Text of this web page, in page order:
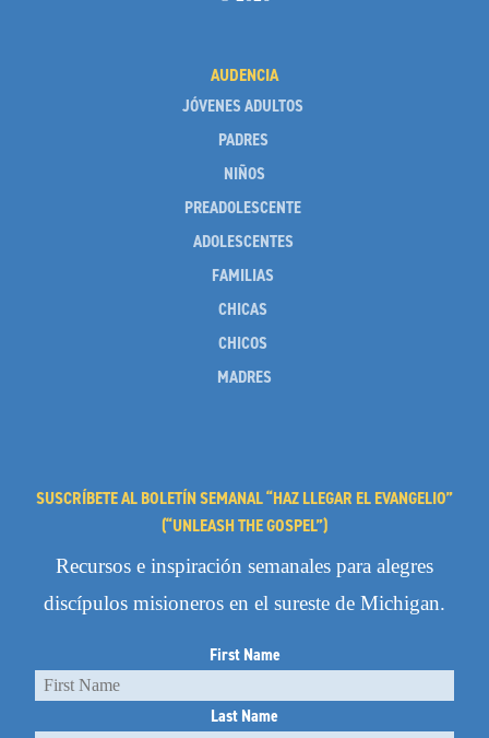
AUDENCIA
JÓVENES ADULTOS
PADRES
NIÑOS
PREADOLESCENTE
ADOLESCENTES
FAMILIAS
CHICAS
CHICOS
MADRES
SUSCRÍBETE AL BOLETÍN SEMANAL “HAZ LLEGAR EL EVANGELIO”
(“UNLEASH THE GOSPEL”)
Recursos e inspiración semanales para alegres
discípulos misioneros en el sureste de Michigan.
First Name
Last Name